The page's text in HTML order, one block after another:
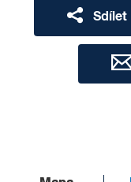
Sdílet